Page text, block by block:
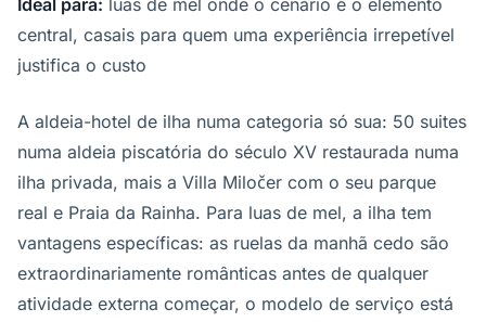
Ideal para: luas de mel onde o cenário é o elemento
central, casais para quem uma experiência irrepetível
justifica o custo
A aldeia-hotel de ilha numa categoria só sua: 50 suites
numa aldeia piscatória do século XV restaurada numa
ilha privada, mais a Villa Miločer com o seu parque
real e Praia da Rainha. Para luas de mel, a ilha tem
vantagens específicas: as ruelas da manhã cedo são
extraordinariamente românticas antes de qualquer
atividade externa começar, o modelo de serviço está